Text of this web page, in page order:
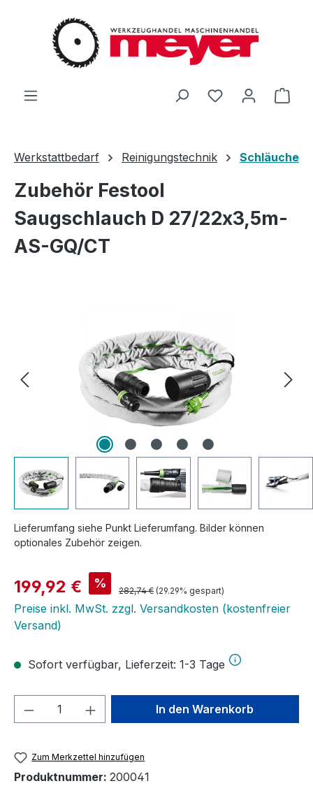
Zum Hauptinhalt springen
Du hast 0
Werkstattbedarf Reinigungstechnik Schläuche
Zubehör Festool
Saugschlauch D 27/22x3,5m-
AS-GQ/CT
Lieferumfang siehe Punkt Lieferumfang. Bilder können
optionales Zubehör zeigen.
Verkaufspreis:
199,92 € % Regulärer Preis:
282,74 € (29.29% gespart)
Preise inkl. MwSt. zzgl. Versandkosten (kostenfreier
Versand)
Sofort verfügbar, Lieferzeit: 1-3 Tage
Produkt Anzahl: Gib denIn den Warenkorb
Zum Merkzettel hinzufügen
Produktnummer: 200041